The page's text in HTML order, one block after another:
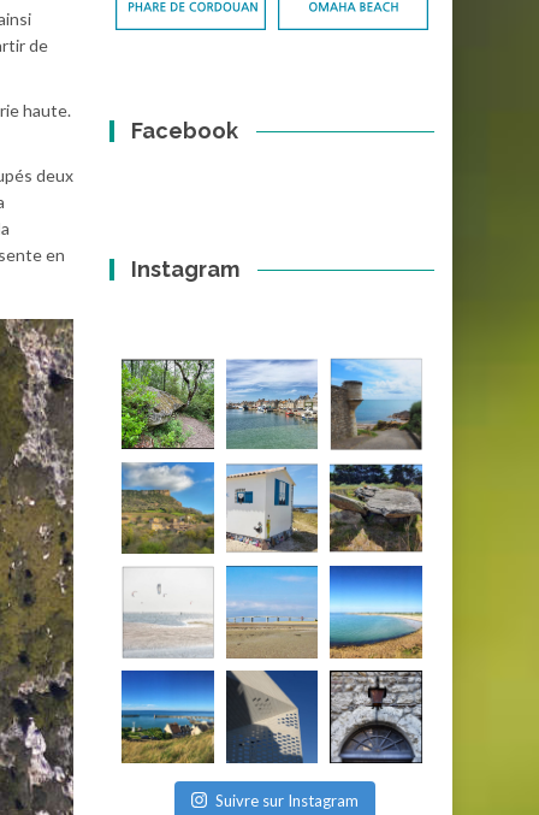
de
haute.
deux
en
Facebook
Instagram
Suivre sur Instagram